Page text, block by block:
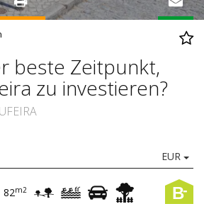
beste Zeitpunkt,
zu investieren?
EUR
B-
82m2